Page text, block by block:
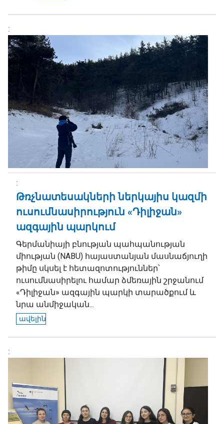
Թռչնատեսակների ներկայիս կազմի
ուսումնասիրություն «Դիլիջան»
ազգային պարկում
Գերմանիայի բնության պահպանության
միության (NABU) հայաստանյան մասնաճյուղի
թիմը սկսել է հետազոտություններ՝
ուսումնասիրելու համար ձմեռային շրջանում
«Դիլիջան» ազգային պարկի տարածքում և
նրա անմիջական...
ավելին